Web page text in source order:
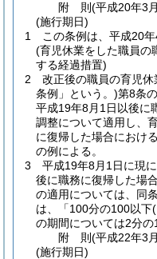
附 則(平成20年3
(施行期日)
1
この条例は、平成20
(育児休業をした職員の
する経過措置)
2
改正後の職員の育児休
条例」という。)第8条
平成19年8月1日以後に
調整について適用し、
に復帰した場合におけ
の例による。
3
平成19年8月1日に現
後に職務に復帰した場
の適用については、同
は、「100分の100以下
の期間については2分の
附 則(平成22年3
(施行期日)